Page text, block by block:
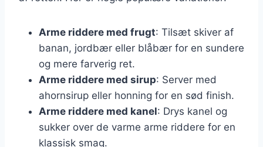
Arme riddere med frugt: Tilsæt skiver af
banan, jordbær eller blåbær for en sundere
og mere farverig ret.
Arme riddere med sirup: Server med
ahornsirup eller honning for en sød finish.
Arme riddere med kanel: Drys kanel og
sukker over de varme arme riddere for en
klassisk smag.